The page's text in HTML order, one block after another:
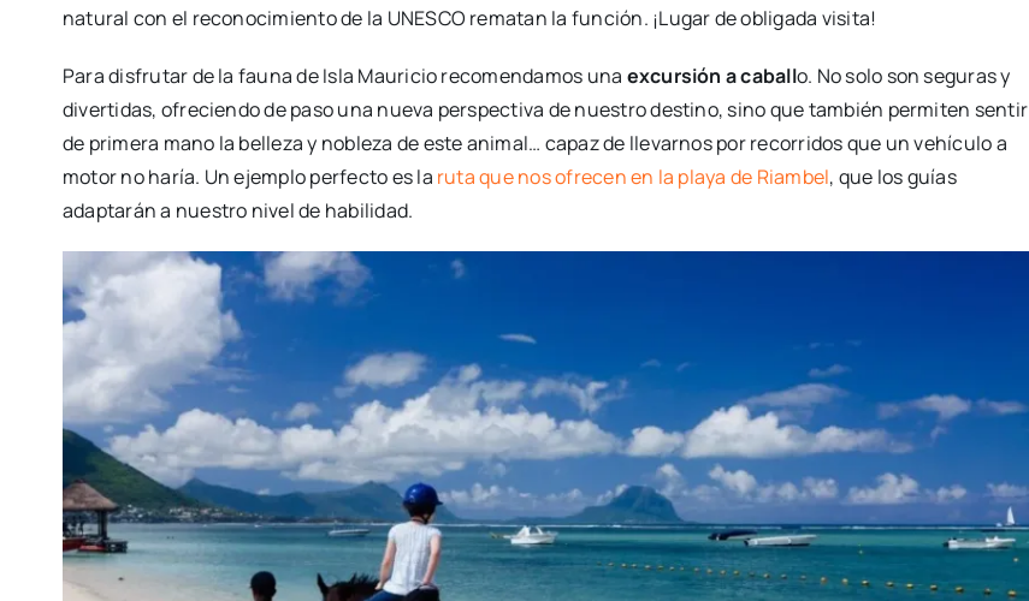
natural con el reconocimiento de la UNESCO rematan la función. ¡Lugar de obligada visita!
Para disfrutar de la fauna de Isla Mauricio recomendamos una excursión a caballo. No solo son seguras y
divertidas, ofreciendo de paso una nueva perspectiva de nuestro destino, sino que también permiten sentir
de primera mano la belleza y nobleza de este animal… capaz de llevarnos por recorridos que un vehículo a
motor no haría. Un ejemplo perfecto es la ruta que nos ofrecen en la playa de Riambel, que los guías
adaptarán a nuestro nivel de habilidad.